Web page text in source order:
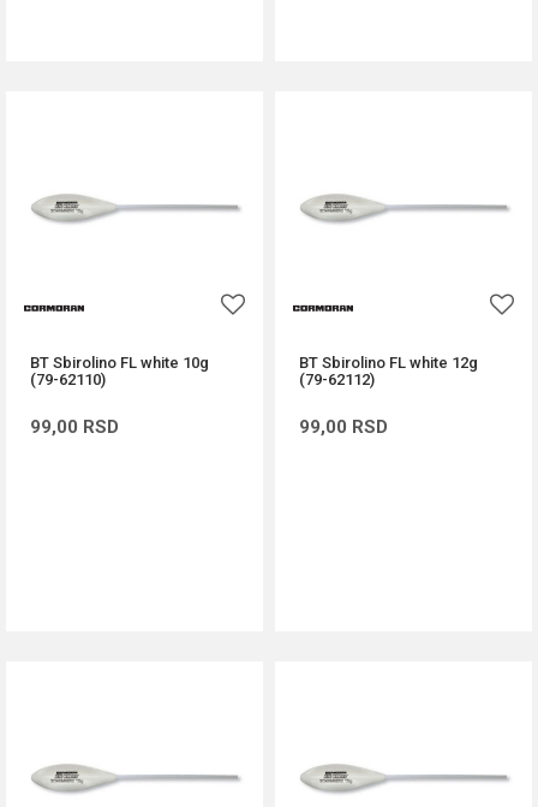
BT Sbirolino FL white 10g
(79-62110)
99,00 RSD
BT Sbirolino FL white 12g
(79-62112)
99,00 RSD